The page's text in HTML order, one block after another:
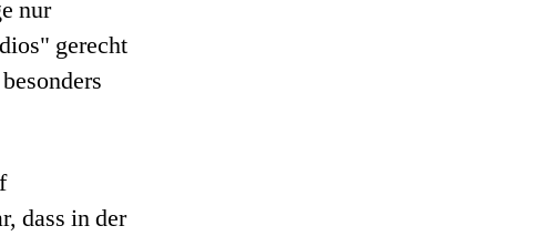
nur
gerecht
dass in der